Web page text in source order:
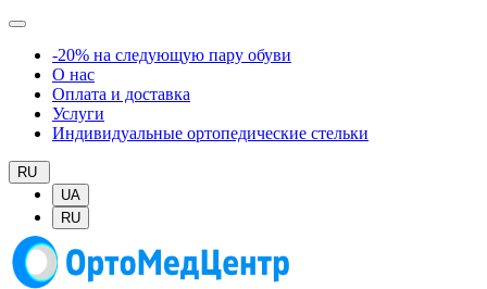
-20% на следующую пару обуви
О нас
Оплата и доставка
Услуги
Индивидуальные ортопедические стельки
RU
UA
RU